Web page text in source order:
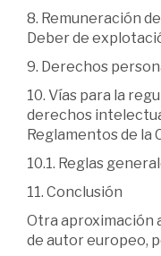
8. Remuneración
Deber de
9. Derechos
10. Vías para la
derechos
Reglamentos de la
10.1. Reglas
11. Conclusión
Otra aproximación
de autor europeo,